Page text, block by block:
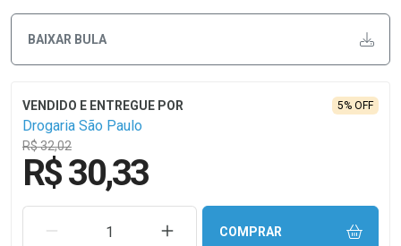
BAIXAR BULA
Drogaria São Paulo
R$ 32,02
5% OFF
R$ 30,33
REMOVER UMA UNIDADEAUMENTAR UMA UNIDADE
COMPRAR